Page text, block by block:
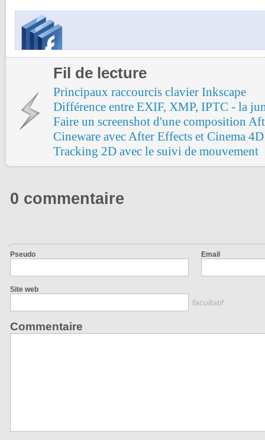
Fil de lecture
Principaux raccourcis clavier Inkscape
Différence entre EXIF, XMP, IPTC - la
Faire un screenshot d'une composition
Cineware avec After Effects et Cinema 4D
Tracking 2D avec le suivi de mouvement
0 commentaire
Pseudo Email
Site web
facultatif
Commentaire